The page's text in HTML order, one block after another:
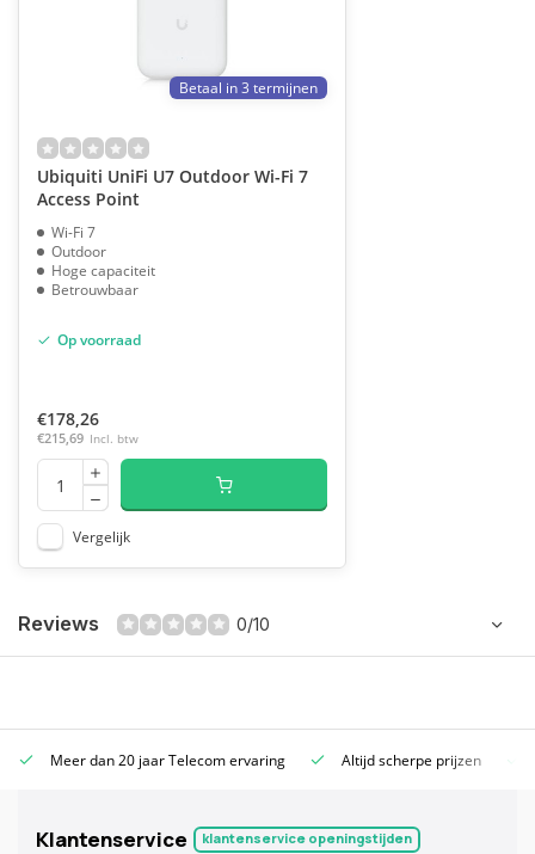
Betaal in 3 termijnen
Ubiquiti UniFi U7 Outdoor Wi-Fi 7
Access Point
Wi-Fi 7
Outdoor
Hoge capaciteit
Betrouwbaar
Op voorraad
€178,26
€215,69 Incl. btw
Vergelijk
Reviews 0/10
Meer dan 20 jaar Telecom ervaring Altijd scherpe prijzen
Klantenservice klantenservice openingstijden